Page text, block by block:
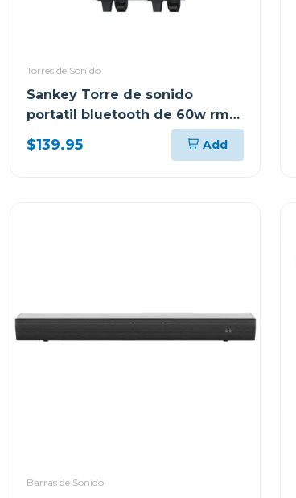
Torres de Sonido
Sankey Torre de sonido
portatil bluetooth de 60w rms
pa8dcn
$139.95 Add
Barras de Sonido